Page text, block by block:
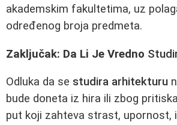
akademskim fakultetima, uz
određenog broja predmeta.
Zaključak: Da Li Je Vredno
Odluka da se studira arhitekturu
bude doneta iz hira ili zbog
put koji zahteva strast, upornost,